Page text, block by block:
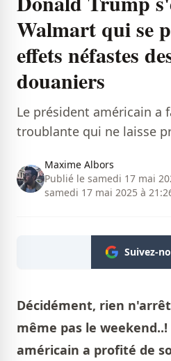
Walmart qui se
effets néfastes
douaniers
Le président américain a
troublante qui ne laisse
Maxime Albors
Publié le samedi 17 mai
samedi 17 mai 2025 à
Suivez-
Décidément, rien
même pas le
américain a profité de